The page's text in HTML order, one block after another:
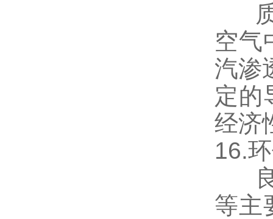
质
空气
汽渗
定的
经济
16.
良
等主